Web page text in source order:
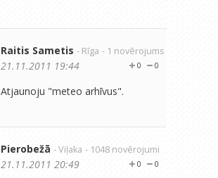
Raitis Sametis - Rīga - 1 novērojums
0
0
21.11.2011 19:44
Atjaunoju "meteo arhīvus".
Pierobežā - Viļaka - 1048 novērojumi
0
0
21.11.2011 20:49